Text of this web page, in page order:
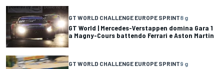
GT WORLD CHALLENGE EUROPE SPRINT8 g
GT World | Mercedes-Verstappen domina Gara 1
a Magny-Cours battendo Ferrari e Aston Martin
GT WORLD CHALLENGE EUROPE SPRINT9 g